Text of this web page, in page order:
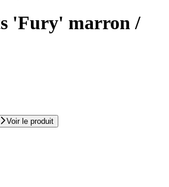
'Fury' marron /
Voir le produit